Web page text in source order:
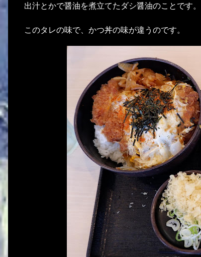
出汁とかで醤油を煮立てたダシ醤油のことです。
このタレの味で、かつ丼の味が違うのです。